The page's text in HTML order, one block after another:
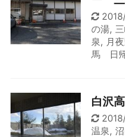
の湯,
泉, 月
馬 日
白沢
温泉,